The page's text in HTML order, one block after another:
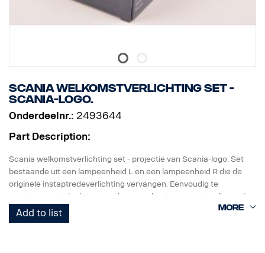
Scania welkomstverlichting set -
Scania-logo.
Onderdeelnr.: 2493644
Part Description:
Scania welkomstverlichting set - projectie van Scania-logo. Set
bestaande uit een lampeenheid L en een lampeenheid R die de
originele instaptredeverlichting vervangen. Eenvoudig te
monteren met slechts een schroevendraaier en met snelkoppeling
voor de originele kabelboom.
Add to list